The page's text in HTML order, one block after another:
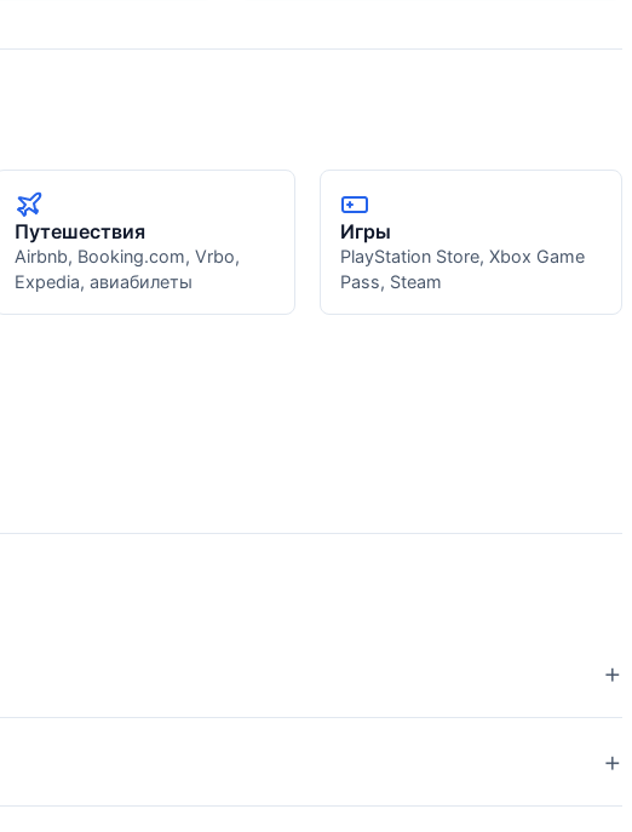
Путешествия
Airbnb, Booking.com, Vrbo,
Expedia, авиабилеты
Игры
PlayStation Store, Xbox Game
Pass, Steam